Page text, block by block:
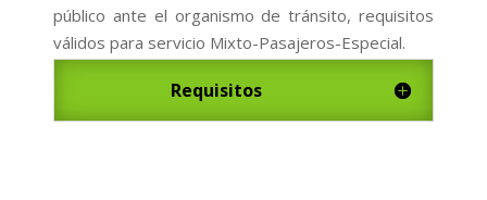
público ante el organismo de tránsito, requisitos
válidos para servicio Mixto-Pasajeros-Especial.
Requisitos